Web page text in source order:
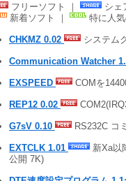
フリーソフト ｜ シェ
新着ソフト ｜
特に人
CHKMZ 0.02 システム
Communication Watcher
EXSPEED COMを
REP12 0.02
G7sV 0.10 RS232C コ
EXTCLK 1.01
新Xa以
公開 7K)